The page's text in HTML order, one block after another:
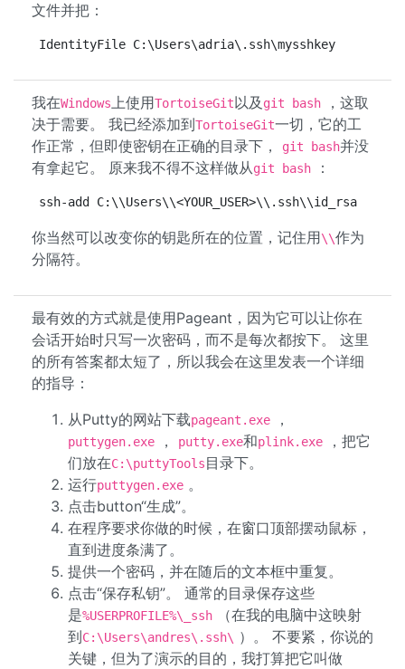
文件并把：
IdentityFile C:\Users\adria\.ssh\mysshkey
我在Windows上使用TortoiseGit以及 git bash
，这取
决于需要。 我已经添加到TortoiseGit一切，它的工
作正常，但即使密钥在正确的目录下，
git bash并没
有拿起它。 原来我不得不这样做从git bash ：
ssh-add C:\\Users\\<YOUR_USER>\\.ssh\\id_rsa
你当然可以改变你的钥匙所在的位置，记住用\\作为
分隔符。
最有效的方式就是使用Pageant，因为它可以让你在
会话开始时只写一次密码，而不是每次都按下。 这里
的所有答案都太短了，所以我会在这里发表一个详细
的指导：
从Putty的网站下载pageant.exe ，
puttygen.exe ， putty.exe和plink.exe
，把它
们放在C:\puttyTools目录下。
运行puttygen.exe 。
点击button“生成”。
在程序要求你做的时候，在窗口顶部摆动鼠标，
直到进度条满了。
提供一个密码，并在随后的文本框中重复。
点击“保存私钥”。 通常的目录保存这些
是%USERPROFILE%\_ssh
（在我的电脑中这映射
到C:\Users\andres\.ssh\ ）。 不要紧，你说的
关键，但为了演示的目的，我打算把它叫做